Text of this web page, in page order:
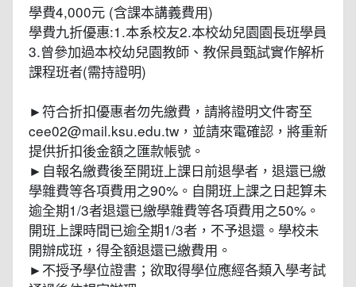
學費4,000元 (含課本講義費用)
學費九折優惠:1.本系校友2.本校幼兒園園長班學員
3.曾參加過本校幼兒園教師、教保員甄試實作解析
課程班者(需持證明)
►符合折扣優惠者勿先繳費，請將證明文件寄至
cee02@mail.ksu.edu.tw，並請來電確認，將重新
提供折扣後金額之匯款帳號。
►自報名繳費後至開班上課日前退學者，退還已繳
學雜費等各項費用之90%。自開班上課之日起算未
逾全期1/3者退還已繳學雜費等各項費用之50%。
開班上課時間已逾全期1/3者，不予退還。學校未
開辦成班，得全額退還已繳費用。
►不授予學位證書；欲取得學位應經各類入學考試